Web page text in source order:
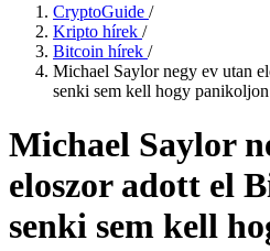
CryptoGuide /
Kripto hírek /
Bitcoin hírek /
Michael Saylor negy ev utan
senki sem kell hogy panikoljon
Michael Saylor
eloszor adott el
senki sem kell